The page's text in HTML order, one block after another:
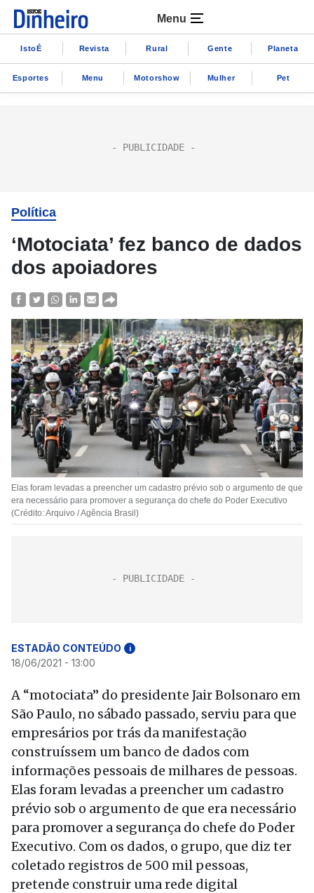
Menu
IstoÉ Revista Rural Gente Planeta
Esportes Menu Motorshow Mulher Pet
Política
‘Motociata’ fez banco de dados
dos apoiadores
Elas foram levadas a preencher um cadastro prévio sob o argumento de que
era necessário para promover a segurança do chefe do Poder Executivo
(Crédito: Arquivo / Agência Brasil)
ESTADÃO CONTEÚDO i
18/06/2021 - 13:00
A “motociata” do presidente Jair Bolsonaro em
São Paulo, no sábado passado, serviu para que
empresários por trás da manifestação
construíssem um banco de dados com
informações pessoais de milhares de pessoas.
Elas foram levadas a preencher um cadastro
prévio sob o argumento de que era necessário
para promover a segurança do chefe do Poder
Executivo. Com os dados, o grupo, que diz ter
coletado registros de 500 mil pessoas,
pretende construir uma rede digital